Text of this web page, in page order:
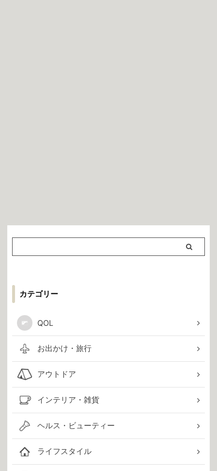
カテゴリー
QOL
お出かけ・旅行
アウトドア
インテリア・雑貨
ヘルス・ビューティー
ライフスタイル